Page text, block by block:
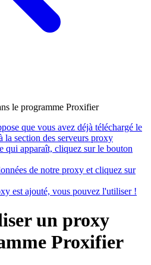
le programme Proxifier
que vous avez déjà téléchargé le
la section des serveurs proxy
qui apparaît, cliquez sur le bouton
de notre proxy et cliquez sur
est ajouté, vous pouvez l'utiliser !
un proxy
Proxifier